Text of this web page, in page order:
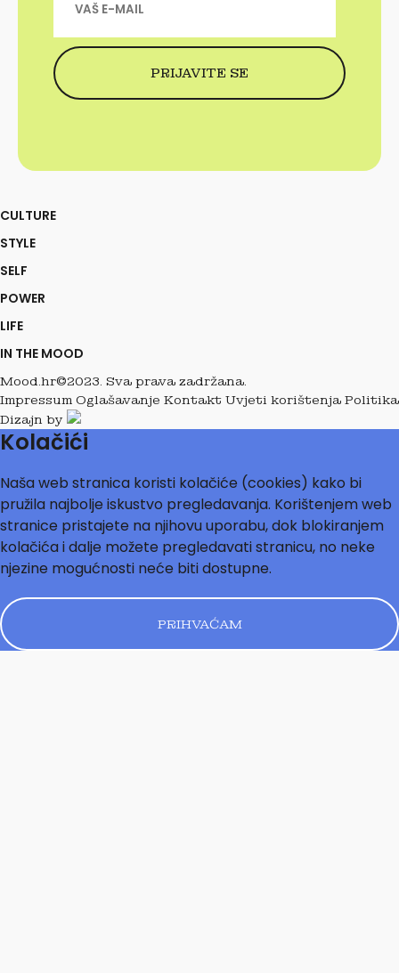
CULTURE
STYLE
SELF
POWER
LIFE
IN THE MOOD
Mood.hr©2023. Sva prava zadržana.
Impressum Oglašavanje Kontakt Uvjeti korištenja
Dizajn by
Kolačići
Naša web stranica koristi kolačiće (cookies) kako bi
pružila najbolje iskustvo pregledavanja. Korištenjem web
stranice pristajete na njihovu uporabu, dok blokiranjem
kolačića i dalje možete pregledavati stranicu, no neke
njezine mogućnosti neće biti dostupne.
PRIHVAĆAM